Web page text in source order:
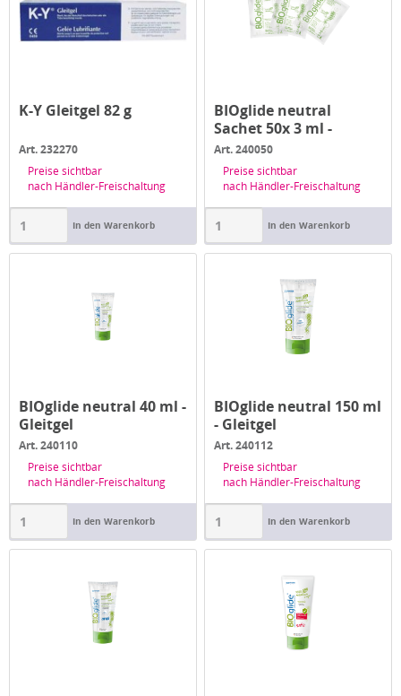
K-Y Gleitgel 82 g
Art. 232270
Preise sichtbar
nach Händler-Freischaltung
In den Warenkorb
BIOglide neutral
Sachet 50x 3 ml -
Gleitgel
Art. 240050
Preise sichtbar
nach Händler-Freischaltung
In den Warenkorb
BIOglide neutral 40 ml -
Gleitgel
Art. 240110
Preise sichtbar
nach Händler-Freischaltung
In den Warenkorb
BIOglide neutral 150 ml
- Gleitgel
Art. 240112
Preise sichtbar
nach Händler-Freischaltung
In den Warenkorb